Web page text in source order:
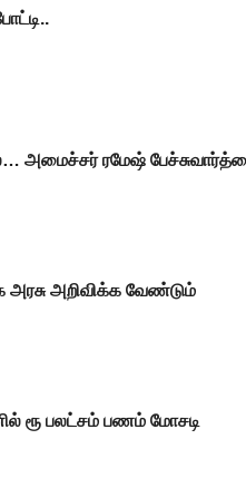
அமைச்சர் ரமேஷ்
அறிவிக்க வேண்டும்
ரூ பலட்சம் பணம் மோசடி